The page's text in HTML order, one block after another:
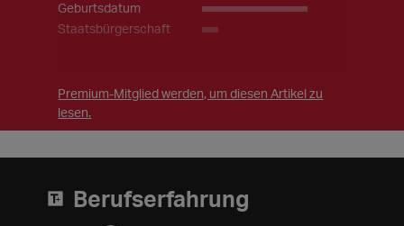
Geburtsdatum _____________
Staatsbürgerschaft EU
Premium-Mitglied werden, um diesen Artikel zu
lesen.
Berufserfahrung